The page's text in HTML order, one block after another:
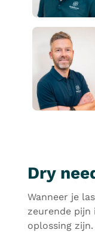
Dry
Wanneer je
zeurende pijn
oplossing